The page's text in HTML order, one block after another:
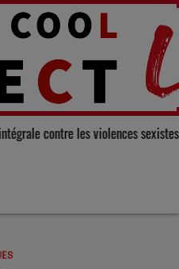
intégrale contre les violences